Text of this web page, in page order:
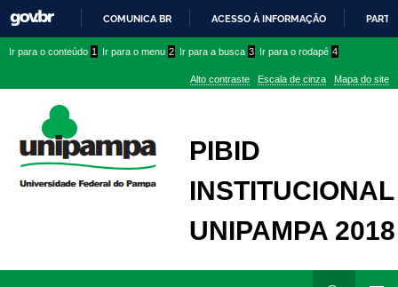
PARA
CONTEÚDO
COMUNICA BR ACESSO À INFORMAÇÃO
conteúdo
menu
superior
menu
Ir para o conteúdo 1 Ir para o menu 2 Ir para a busca 3 Ir para o rodapé 4
Alto contraste Escala de cinza Mapa do site
PIBID
INSTITUCIONAL
UNIPAMPA 2018